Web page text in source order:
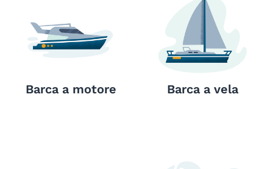
Barca a motore Barca a vela